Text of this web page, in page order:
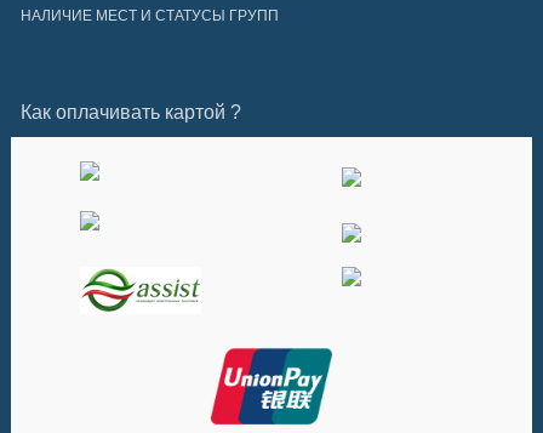
НАЛИЧИЕ МЕСТ И СТАТУСЫ ГРУПП
Как оплачивать картой ?